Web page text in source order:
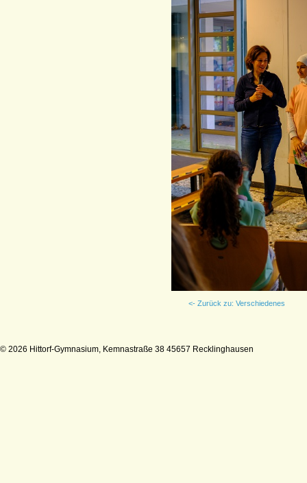
<- Zurück zu: Verschiedenes
© 2026 Hittorf-Gymnasium, Kemnastraße 38 45657 Recklinghausen